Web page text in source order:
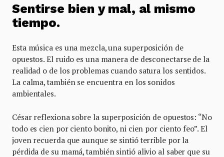
Sentirse bien y mal, al mismo
tiempo.
Esta música es una mezcla, una superposición de
opuestos. El ruido es una manera de desconectarse de la
realidad o de los problemas cuando satura los sentidos.
La calma, también se encuentra en los sonidos
ambientales.
César reflexiona sobre la superposición de opuestos: “No
todo es cien por ciento bonito, ni cien por ciento feo”. El
joven recuerda que aunque se sintió terrible por la
pérdida de su mamá, también sintió alivio al saber que su